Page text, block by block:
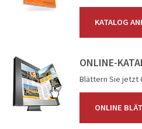
KATALOG
ONLINE-
Blättern Sie jetzt
ONLINE